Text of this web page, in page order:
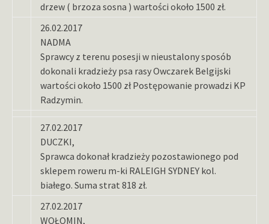
drzew ( brzoza sosna ) wartości około 1500 zł.
26.02.2017
NADMA
Sprawcy z terenu posesji w nieustalony sposób
dokonali kradzieży psa rasy Owczarek Belgijski
wartości około 1500 zł Postępowanie prowadzi KP
Radzymin.
27.02.2017
DUCZKI,
Sprawca dokonał kradzieży pozostawionego pod
sklepem roweru m-ki RALEIGH SYDNEY kol.
białego. Suma strat 818 zł.
27.02.2017
WOŁOMIN,